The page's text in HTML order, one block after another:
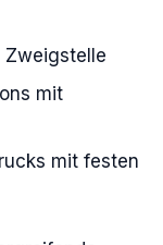
Zweigstelle
mit
mit festen